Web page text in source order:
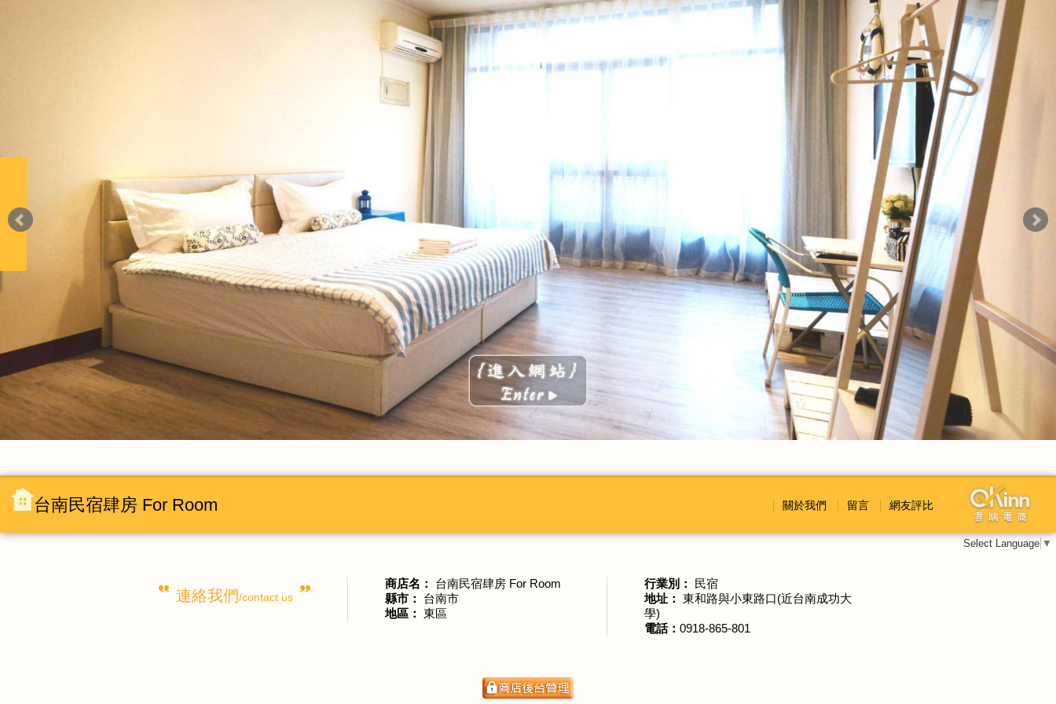
最新消息 news↓
台南民宿肆房 For Room 關於我們 留言 網友評比
Select Language ▼
連絡我們/contact us
商店名：
台南民宿肆房 For Room
縣市：
台南市
地區： 東區
行業別：
民宿
地址： 東和路與小東路口(近台南成功大
學)
電話： 0918-865-801